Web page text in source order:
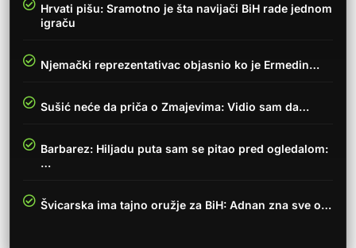
Hrvati pišu: Sramotno je šta navijači BiH rade jednom
igraču
Njemački reprezentativac objasnio ko je Ermedin…
Sušić neće da priča o Zmajevima: Vidio sam da…
Barbarez: Hiljadu puta sam se pitao pred ogledalom:
…
Švicarska ima tajno oružje za BiH: Adnan zna sve o…